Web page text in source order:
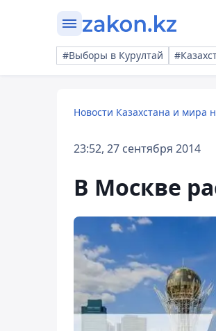
#Выборы в Курултай
Новости Казахстана и мира
23:52, 27 сентября 2014
В Москве